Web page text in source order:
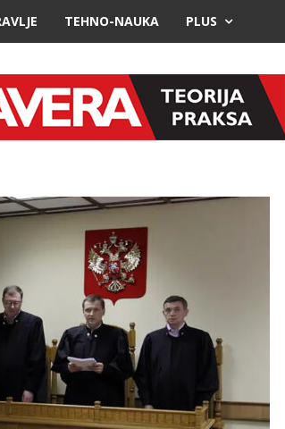
TEHNO-NAUKA PLUS